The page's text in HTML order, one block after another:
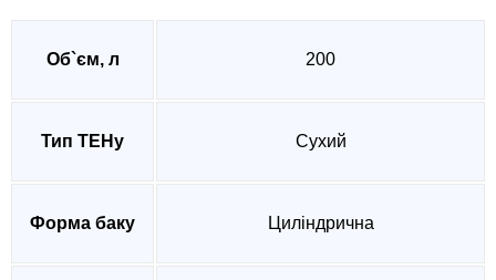
Об`єм, л 200
Тип ТЕНу Сухий
Форма баку Циліндрична